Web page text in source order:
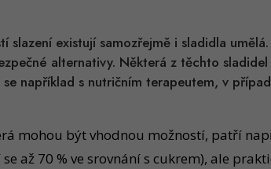
slazení existují samozřejmě i sladidla
alternativy. Některá z těchto
například s nutričním terapeutem, v
mohou být vhodnou možností, patří
až 70 % ve srovnání s cukrem), ale